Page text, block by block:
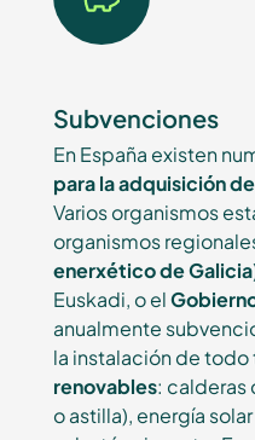
Subvenciones
En España existen
para la adquisición
Varios organismos
organismos
enerxético de
Euskadi, o el
anualmente
la instalación de
renovables: calderas
o astilla), energía